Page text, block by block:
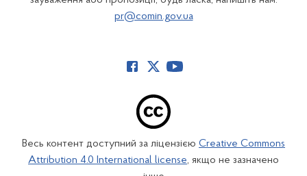
pr@comin.gov.ua
Весь контент доступний за ліцензією Creative Commons
Attribution 4.0 International license, якщо не зазначено